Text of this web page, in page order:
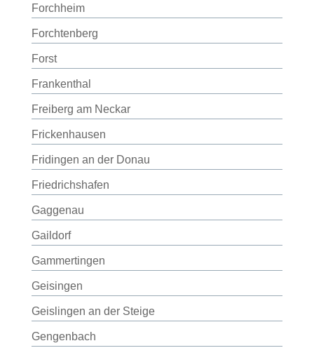
Forchheim
Forchtenberg
Forst
Frankenthal
Freiberg am Neckar
Frickenhausen
Fridingen an der Donau
Friedrichshafen
Gaggenau
Gaildorf
Gammertingen
Geisingen
Geislingen an der Steige
Gengenbach